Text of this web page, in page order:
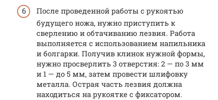
После проведенной работы с рукоятью
будущего ножа, нужно приступить к
сверлению и обтачиванию лезвия. Работа
выполняется с использованием напильника
и болгарки. Получив клинок нужной формы,
нужно просверлить 3 отверстия: 2 — по 3 мм
и 1 — до 5 мм, затем провести шлифовку
металла. Острая часть лезвия должна
находиться на рукоятке с фиксатором.